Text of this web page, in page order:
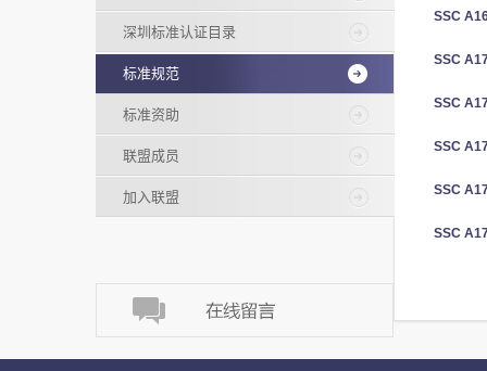
深圳标准认证目录
标准规范
标准资助
联盟成员
加入联盟
SSC
SSC
SSC
SSC
SSC
SSC